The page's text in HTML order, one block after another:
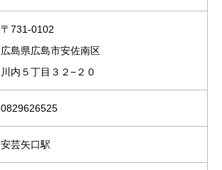
〒731-0102
広島県広島市安佐南区
川内５丁目３２−２０
0829626525
安芸矢口駅